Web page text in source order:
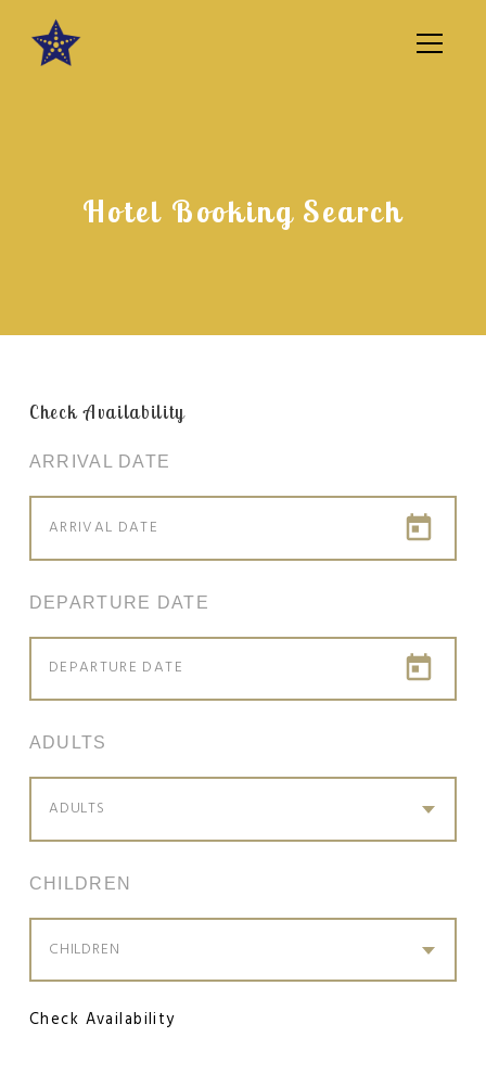
Hotel Booking Search
Check Availability
ARRIVAL DATE
DEPARTURE DATE
ADULTS
ADULTS
CHILDREN
CHILDREN
Check Availability